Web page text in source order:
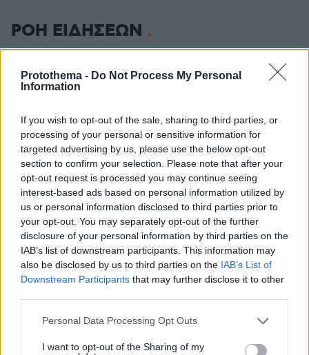
Protothema - Do Not Process My Personal
Information
If you wish to opt-out of the sale, sharing to third parties, or
processing of your personal or sensitive information for
targeted advertising by us, please use the below opt-out
section to confirm your selection. Please note that after your
opt-out request is processed you may continue seeing
interest-based ads based on personal information utilized by
us or personal information disclosed to third parties prior to
your opt-out. You may separately opt-out of the further
disclosure of your personal information by third parties on the
IAB’s list of downstream participants. This information may
also be disclosed by us to third parties on the IAB’s List of
Downstream Participants that may further disclose it to other
Please note that this website/app uses one or more Google
not limited to your visit or usage behaviour. You may click to
Personal Data Processing Opt Outs
I want to opt-out of the Sharing of my
ΡΟΗ ΕΙΔΗΣΕΩΝ
διακοπές χωρίς το κατοικίδιό σας
πριν 5 λεπτά
Μεγάλη φωτιά σε δάσος στο Μουζάκι Ηλείας,
επιχειρούν 105 πυροσβέστες και 9 εναέρια, δείτε βίντεο
και φωτογραφίες
πριν 5 λεπτά
Ο γαστρονομικός χάρτης της Ίου -Μικρά «θαύματα» από
αλεύρι και νερό, τα τυριά, η μελισσοκομία
5 τρόποι να βρούμε την ευτυχία μετά τα 50, σύμφωνα
με μια ψυχολόγο
πριν 15 λεπτά
Χαμόγελο του Παιδιού: Εξαφανίστηκε 13χρονος από
χώρο φιλοξενίας ασυνόδευτων ανηλίκων στα Εξάρχεια
πριν 18 λεπτά
πριν 20 λεπτά